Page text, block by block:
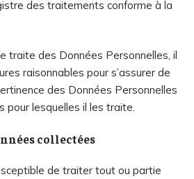
des traitements conforme à la
traite des Données Personnelles, il
raisonnables pour s’assurer de
des Données Personnelles
pour lesquelles il les traite.
collectées
de traiter tout ou partie